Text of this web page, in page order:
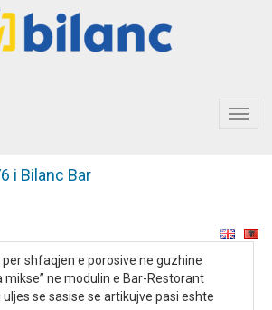
i Bilanc Bar
shfaqjen e porosive ne guzhine
mikse” ne modulin e Bar-Restorant
se sasise se artikujve pasi eshte